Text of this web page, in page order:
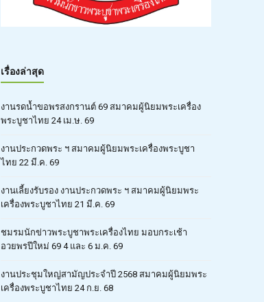
เรื่องล่าสุด
งานรดน้ำขอพรสงกรานต์ 69 สมาคมผู้นิยมพระเครื่อง
พระบูชาไทย 24 เม.ษ. 69
งานประกวดพระ ฯ สมาคมผู้นิยมพระเครื่องพระบูชา
ไทย 22 มี.ค. 69
งานเลี้ยงรับรอง งานประกวดพระ ฯ สมาคมผู้นิยมพระ
เครื่องพระบูชาไทย 21 มี.ค. 69
ชมรมนักข่าวพระบูชาพระเครื่องไทย มอบกระเช้า
อวยพรปีใหม่ 69 4 และ 6 ม.ค. 69
งานประชุมใหญ่สามัญประจำปี 2568 สมาคมผู้นิยมพระ
เครื่องพระบูชาไทย 24 ก.ย. 68